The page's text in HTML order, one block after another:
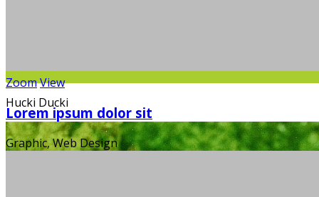
Hucki Ducki
ZoomView
Lorem ipsum dolor sit
Graphic, Web Design